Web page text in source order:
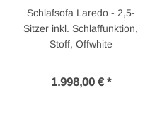
Schlafsofa Laredo - 2,5-
Sitzer inkl. Schlaffunktion,
Stoff, Offwhite
1.998,00 € *